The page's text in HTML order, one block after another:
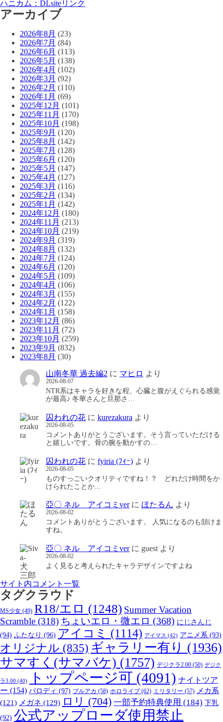
ハニカム：DLsiteリンク
アーカイブ
2026年8月 (23)
2026年7月 (84)
2026年6月 (113)
2026年5月 (138)
2026年4月 (102)
2026年3月 (92)
2026年2月 (110)
2026年1月 (69)
2025年12月 (101)
2025年11月 (170)
2025年10月 (198)
2025年9月 (120)
2025年8月 (142)
2025年7月 (128)
2025年6月 (120)
2025年5月 (147)
2025年4月 (127)
2025年3月 (116)
2025年2月 (134)
2025年1月 (142)
2024年12月 (180)
2024年11月 (213)
2024年10月 (219)
2024年9月 (319)
2024年8月 (132)
2024年7月 (124)
2024年6月 (120)
2024年5月 (109)
2024年4月 (106)
2024年3月 (155)
2024年2月 (122)
2024年1月 (158)
2023年12月 (86)
2023年11月 (72)
2023年10月 (259)
2023年9月 (832)
2023年8月 (30)
山南冬華 過去編2 に マヒロ より
2026-08-07
NTR系はキャラを好きな程、心臓と腹がえぐられる感覚
が最高♪ 冬華さんと旦那さ…
囚われの花 に kurezakura より
2026-08-05
コメントありがとうございます。そう言っていただける
と嬉しいです。骨の腕を動かすの…
囚われの花 に fyiria (ﾌｨｰ) より
2026-08-05
ものすっごいクオリティですね！？ どれだけ時間をか
けられたことか...
亞〇 ネル アイコミverに ほたるん より
2026-08-02
コメントありがとうございます。 人気になるのも頷けま
すね。
亞〇 ネル アイコミverに guest より
2026-08-02
よく見ると考えられたキャラデザインですよね
サイト内コメント一覧
タグクラウド
MS少女 (49) R18/エロ (1248) Summer Vacation
Scramble (318) ちょいエロ・微エロ (368) にじさんじ
(94) ふたなり (96) アイコミ (1114) アイマス (42) アニメ系 (93)
オリジナル (835) ギャラリー有り (1936)
サマすく(サマバケ) (1757) デジクラ2.00 (50) デジク
ラ3.00 (40) トップページ可 (4091) ナイトツア
ー (154) パロディ (97) ブルアカ (58) ホロライブ (62) ミリタリー (57) メカ系
(121) メガネ (129) ロリ (704) 一部予約特典使用 (184) 下乳
(92) 公式アップローダ使用禁止